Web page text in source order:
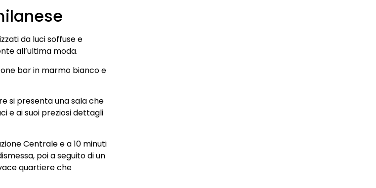
da luci soffuse e
all’ultima moda.
bar in marmo bianco e
si presenta una sala che
e ai suoi preziosi dettagli
Centrale e a 10 minuti
poi a seguito di un
quartiere che